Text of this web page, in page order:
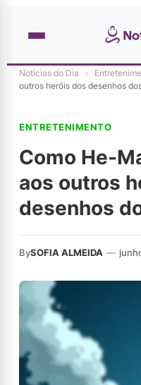
Notícias do Dia »
outros heróis dos desenhos
ENTRETENIMENTO
Como He-
aos outros
desenhos
BySOFIA ALMEIDA —